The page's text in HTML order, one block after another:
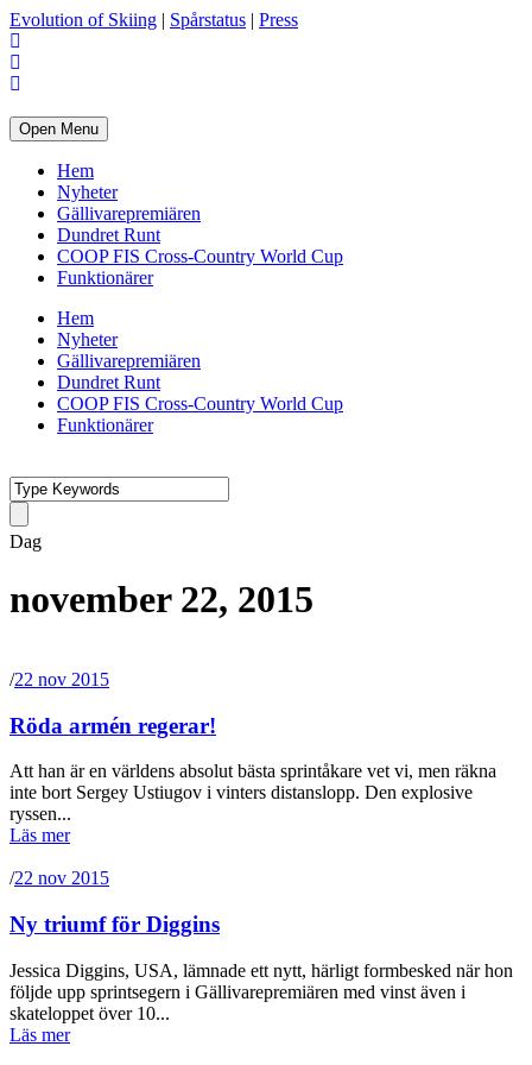
Evolution of Skiing | Spårstatus | Press
Open Menu
Hem
Nyheter
Gällivarepremiären
Dundret Runt
COOP FIS Cross-Country World Cup
Funktionärer
Hem
Nyheter
Gällivarepremiären
Dundret Runt
COOP FIS Cross-Country World Cup
Funktionärer
Dag
november 22, 2015
/22 nov 2015
Röda armén regerar!
Att han är en världens absolut bästa sprintåkare vet vi, men räkna
inte bort Sergey Ustiugov i vinters distanslopp. Den explosive
ryssen...
Läs mer
/22 nov 2015
Ny triumf för Diggins
Jessica Diggins, USA, lämnade ett nytt, härligt formbesked när hon
följde upp sprintsegern i Gällivarepremiären med vinst även i
skateloppet över 10...
Läs mer